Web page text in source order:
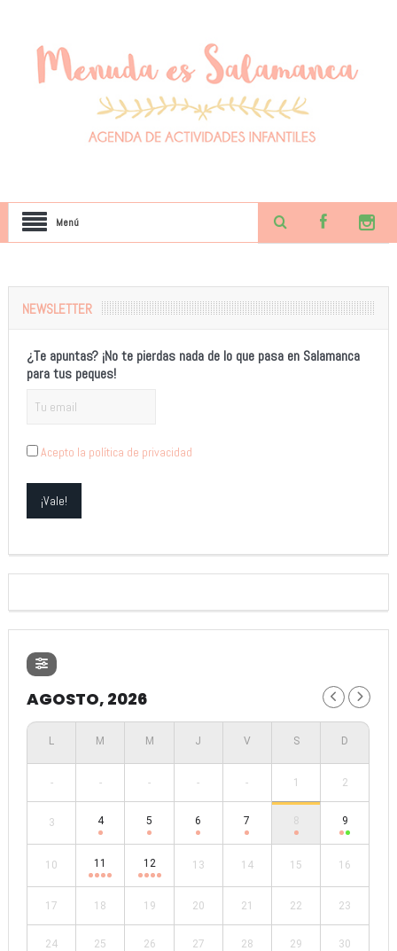
Menú
NEWSLETTER
¿Te apuntas? ¡No te pierdas nada de lo que pasa en Salamanca
para tus peques!
Acepto la política de privacidad
AGOSTO, 2026
- - - - - 1 2
3 4 5 6 7 8 9
10 11 12 13 14 15 16
17 18 19 20 21 22 23
24 25 26 27 28 29 30